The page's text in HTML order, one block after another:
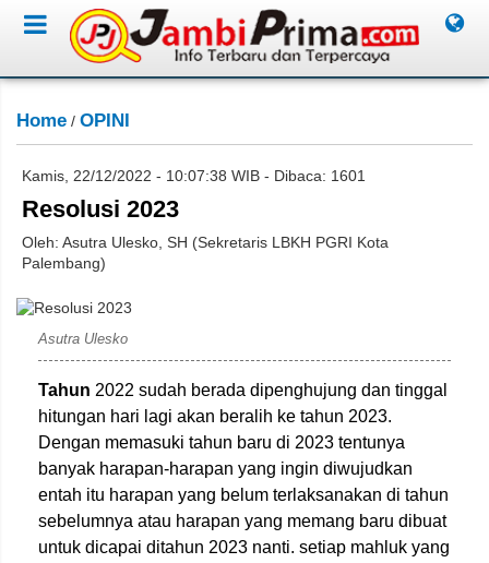
Home / OPINI
Kamis, 22/12/2022 - 10:07:38 WIB - Dibaca: 1601
Resolusi 2023
Oleh: Asutra Ulesko, SH (Sekretaris LBKH PGRI Kota
Palembang)
Asutra Ulesko
Tahun 2022 sudah berada dipenghujung dan tinggal
hitungan hari lagi akan beralih ke tahun 2023.
Dengan memasuki tahun baru di 2023 tentunya
banyak harapan-harapan yang ingin diwujudkan
entah itu harapan yang belum terlaksanakan di tahun
sebelumnya atau harapan yang memang baru dibuat
untuk dicapai ditahun 2023 nanti. setiap mahluk yang